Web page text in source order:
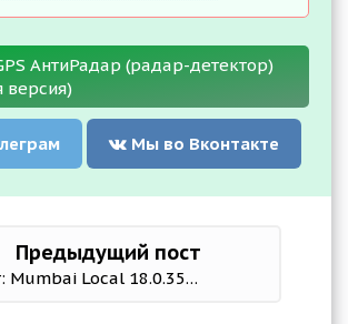
АнтиРадар (радар-детектор)
версия)
Мы во Вконтакте
Предыдущий пост
m-Indicator: Mumbai Local 18.0.354 b354 Mod (No ads)